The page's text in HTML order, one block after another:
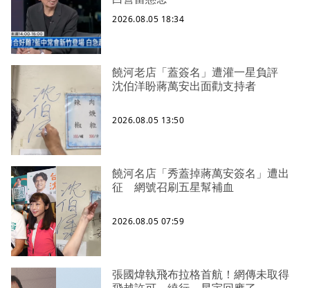
2026.08.05 18:34
饒河老店「蓋簽名」遭灌一星負評
沈伯洋盼蔣萬安出面勸支持者
2026.08.05 13:50
饒河名店「秀蓋掉蔣萬安簽名」遭出
征 網號召刷五星幫補血
2026.08.05 07:59
張國煒執飛布拉格首航！網傳未取得